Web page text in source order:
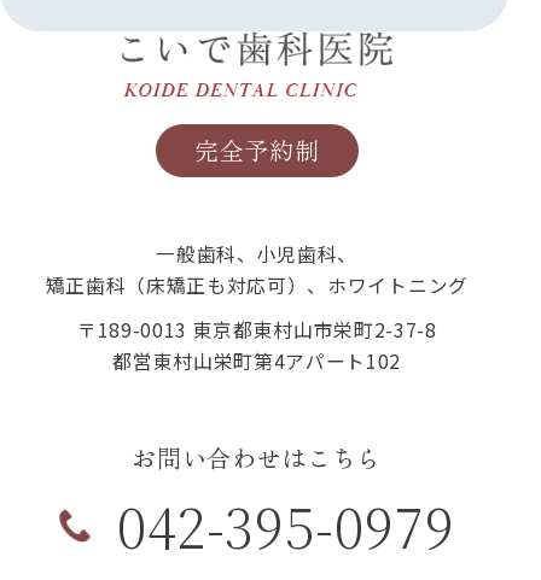
完全予約制
一般歯科、小児歯科、
矯正歯科（床矯正も対応可）、ホワイトニング
〒189-0013 東京都東村山市栄町2-37-8
都営東村山栄町第4アパート102
お問い合わせはこちら
042-395-0979